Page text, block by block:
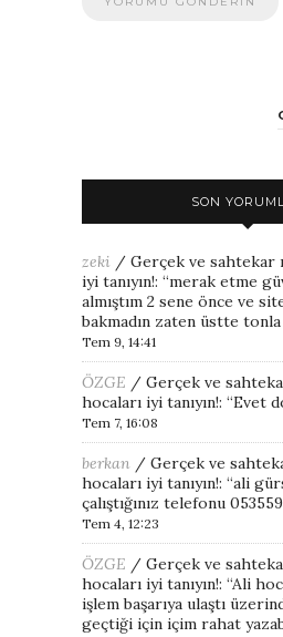
SON
zeki / Gerçek ve sahtekar
iyi tanıyın!: “merak etme
almıştım 2 sene önce ve
bakmadın zaten üstte
Tem 9, 14:41
ÖZGE / Gerçek ve
hocaları iyi tanıyın!: “Evet
Tem 7, 16:08
berkan / Gerçek ve
hocaları iyi tanıyın!: “ali
çalıştığınız telefonu
Tem 4, 12:23
ÖZGE / Gerçek ve
hocaları iyi tanıyın!: “Ali
işlem başarıya ulaştı
geçtiği için içim rahat